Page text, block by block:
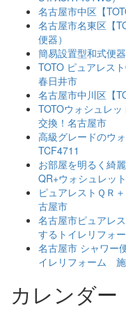
名古屋市中区【
名古屋市名東区【
便器）
簡易設置型和式便
TOTO ピュアレス
春日井市
名古屋市中川区【
TOTOウォシュレ
交換！名古屋市
高級グレードのウ
TCF4711
お部屋を明るく綺
QR+ウォシュレッ
ピュアレストＱＲ
古屋市
名古屋市ピュアレ
するトイレリフォー
名古屋市 シャワー
イレリフォーム
カレンダー